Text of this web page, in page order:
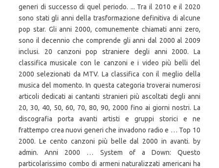
generi di successo di quel periodo. ... Tra il 2010 e il 2020
sono stati gli anni della trasformazione definitiva di alcune
pop star. Gli anni 2000, comunemente chiamati anni zero,
sono il decennio che comprende gli anni dal 2000 al 2009
inclusi. 20 canzoni pop straniere degli anni 2000. La
classifica musicale con le canzoni e i video più belli del
2000 selezionati da MTV. La classifica con il meglio della
musica del momento. In questa categoria troverai numerosi
articoli dedicati ai cantanti stranieri più ascoltati degli anni
20, 30, 40, 50, 60, 70, 80, 90, 2000 fino ai giorni nostri. La
discografia porta avanti artisti e gruppi storici e ne
frattempo crea nuovi generi che invadono radio e … Top 10
2000. Le cento canzoni più belle dal 2000 in avanti. by
admin. Anni 2000 … System of a Down: Questo
particolarissimo combo di armeni naturalizzati americani ha